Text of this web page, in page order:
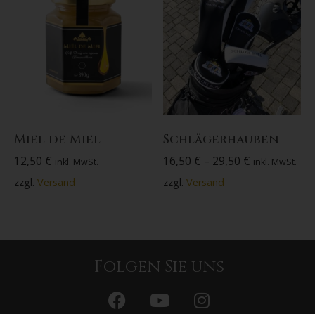
Miel de Miel
12,50 € inkl. MwSt.
zzgl. Versand
Schlägerhauben
16,50 € – 29,50 € inkl. MwSt.
zzgl.Versand
Folgen Sie uns